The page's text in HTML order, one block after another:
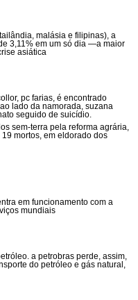
malásia e filipinas), a
3,11% em um só dia —a maior
asiática
pc farias, é encontrado
lado da namorada, suzana
seguido de suicídio.
sem-terra pela reforma agrária,
mortos, em eldorado dos
em funcionamento com a
mundiais
a petrobras perde, assim,
do petróleo e gás natural,